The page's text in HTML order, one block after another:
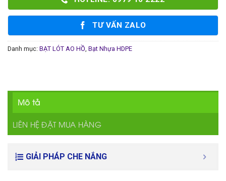
TƯ VẤN ZALO
Danh mục: BẠT LÓT AO HỒ, Bạt Nhựa HDPE
Mô tả
LIÊN HỆ ĐẶT MUA HÀNG
GIẢI PHÁP CHE NẮNG